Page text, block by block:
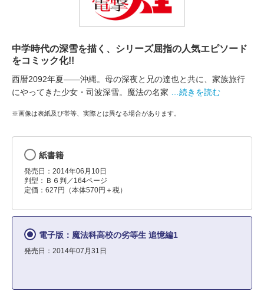
中学時代の深雪を描く、シリーズ屈指の人気エピソード
をコミック化!!
西暦2092年夏――沖縄。母の深夜と兄の達也と共に、家族旅行
にやってきた少女・司波深雪。魔法の名家
…続きを読む
※画像は表紙及び帯等、実際とは異なる場合があります。
紙書籍
発売日：2014年06月10日
判型：Ｂ６判／164ページ
定価：627円（本体570円＋税）
電子版：魔法科高校の劣等生 追憶編1
発売日：2014年07月31日